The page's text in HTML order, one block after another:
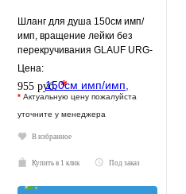
Шланг для душа 150см имп/
имп, вращение лейки без
перекручивания GLAUF URG-
1312
Цена:
955 руб.*
* Актуальную цену пожалуйста
уточните у менеджера
В избранное
Купить в 1 клик Под заказ